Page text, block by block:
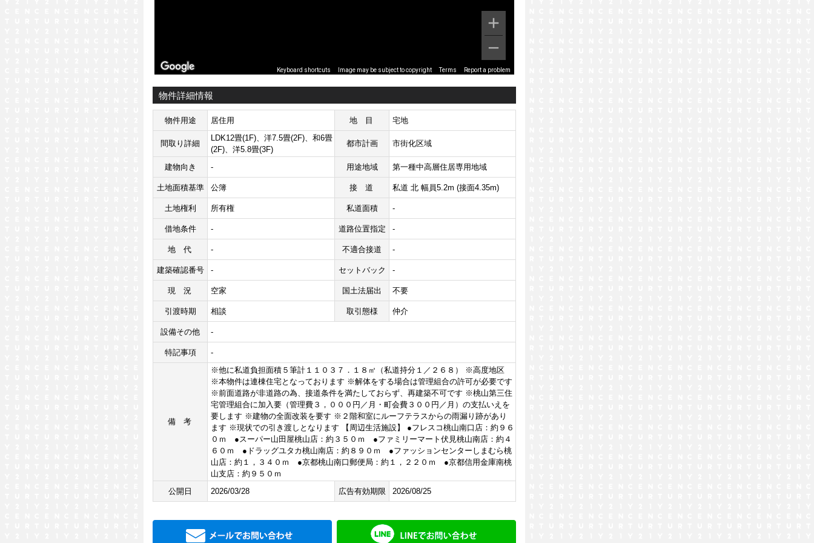
Keyboard shortcuts Image may be subject to copyright Terms Report a problem
物件詳細情報
物件用途 居住用 地目 宅地
間取り詳細
LDK12畳(1F)、洋7.5畳(2F)、和6畳
(2F)、洋5.8畳(3F)
都市計画 市街化区域
建物向き - 用途地域 第一種中高層住居専用地域
土地面積基準 公簿 接道 私道 北 幅員5.2m (接面4.35m)
土地権利 所有権 私道面積 -
借地条件 - 道路位置指定 -
地代 - 不適合接道 -
建築確認番号 - セットバック -
現況 空家 国土法届出 不要
引渡時期 相談 取引態様 仲介
設備その他 -
特記事項 -
備考
※他に私道負担面積５筆計１１０３７．１８㎡（私道持分１／２６８） ※高度地区
※本物件は連棟住宅となっております ※解体をする場合は管理組合の許可が必要です
※前面道路が非道路の為、接道条件を満たしておらず、再建築不可です ※桃山第三住
宅管理組合に加入要（管理費３，０００円／月・町会費３００円／月）の支払いえを
要します ※建物の全面改装を要す ※２階和室にルーフテラスからの雨漏り跡があり
ます ※現状での引き渡しとなります 【周辺生活施設】 ●フレスコ桃山南口店：約９６
０ｍ ●スーパー山田屋桃山店：約３５０ｍ ●ファミリーマート伏見桃山南店：約４
６０ｍ ●ドラッグユタカ桃山南店：約８９０ｍ ●ファッションセンターしまむら桃
山店：約１，３４０ｍ ●京都桃山南口郵便局：約１，２２０ｍ ●京都信用金庫南桃
山支店：約９５０ｍ
公開日
2026/03/28 広告有効期限 2026/08/25
メールでお問い合わせ